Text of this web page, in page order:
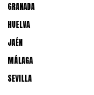
GRANADA
HUELVA
JAÉN
MÁLAGA
SEVILLA